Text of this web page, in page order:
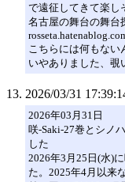
で遠征してきて楽し
名古屋の舞台の舞台
こちらには何もな
いやありました、覗
2026/03/31
2026年03月31日
咲-Saki-27巻とシノ
した
2026年3月25日(水)
た。2025年4月以来